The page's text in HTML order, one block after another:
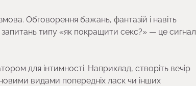
Обговорення бажань, фантазій і навіть
типу «як покращити секс?» — це сигнал
для інтимності. Наприклад, створіть вечір
видами попередніх ласк чи інших